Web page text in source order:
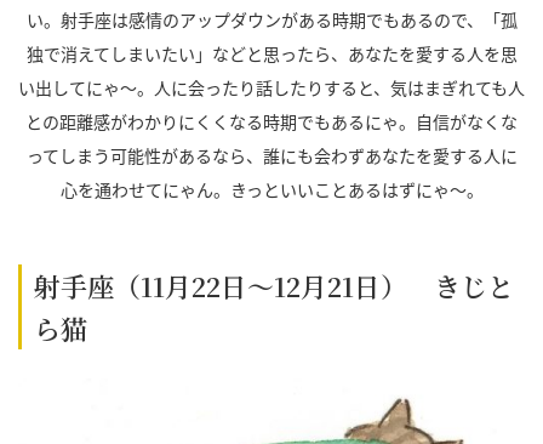
い。射手座は感情のアップダウンがある時期でもあるので、「孤
独で消えてしまいたい」などと思ったら、あなたを愛する人を思
い出してにゃ～。人に会ったり話したりすると、気はまぎれても人
との距離感がわかりにくくなる時期でもあるにゃ。自信がなくな
ってしまう可能性があるなら、誰にも会わずあなたを愛する人に
心を通わせてにゃん。きっといいことあるはずにゃ～。
射手座（11月22日～12月21日） きじと
ら猫